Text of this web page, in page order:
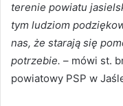
terenie powiatu
tym ludziom
nas, że starają się
potrzebie. – mówi st.
powiatowy PSP w